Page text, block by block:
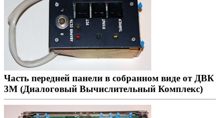
Часть передней панели в собранном виде от ДВК
3М (Диалоговый Вычислительный Комплекс)